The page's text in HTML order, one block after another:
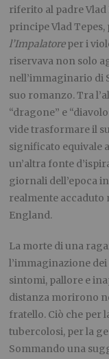
riferito al padre
principe Vlad Tepes,
l’Impalatoreper i
riservava non solo
nell’immaginario di
suo romanzo. Tra
“dragone” e
vide trasformare il
significato equivale
un’altra fonte
giornali dell’epoca
realmente accaduto
England.
La morte di una
l’immaginazione
sintomi, pallore e
distanza morirono
fratello. Ciò che per
tubercolosi, per la
Sommando una